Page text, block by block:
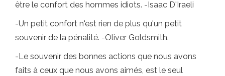
être le confort des hommes idiots. -Isaac D'Iraeli
-Un petit confort n'est rien de plus qu'un petit
souvenir de la pénalité. -Oliver Goldsmith.
-Le souvenir des bonnes actions que nous avons
faits à ceux que nous avons aimés, est le seul